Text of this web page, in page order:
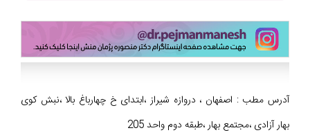
آدرس مطب : اصفهان ، دروازه شیراز ،ابتدای خ چهارباغ بالا ،نبش کوی
بهار آزادی ،مجتمع بهار ،طبقه دوم واحد 205